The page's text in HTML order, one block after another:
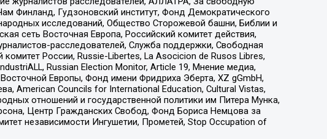
Финланд, Гудзоновский институт, Фонд Демократического
исследований, Общество Сторожевой башни, Библии и
сеть Восточная Европа, Российский комитет действия,
расследователей, Служба поддержки, Свободная
России, Russie-Libertes, La Asocicion de Rusos Libres,
Russian Election Monitor, Article 19, Мнение медиа,
Европы, Фонд имени Фридриха Эберта, XZ gGmbH,
American Councils for International Education, Cultural Vistas,
отношений и государственной политики им Питера Мунка,
Центр Гражданских Свобод, Фонд Бориса Немцова за
независимости Ингушетии, Прометей, Stop Occupation of